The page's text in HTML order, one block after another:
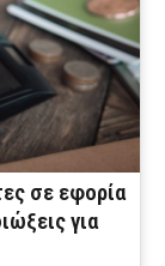
σε εφορία
για